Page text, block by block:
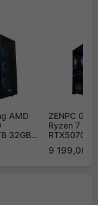
AMD
32GB
ZENPC
Ryzen 7
RTX5070
DLSS 4
9 199,00 zł